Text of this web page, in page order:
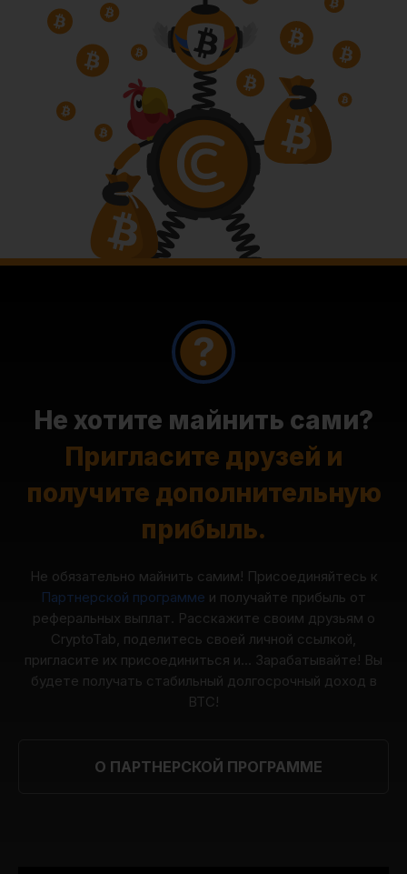
Не хотите майнить сами?
Пригласите друзей и
получите дополнительную
прибыль.
Не обязательно майнить самим! Присоединяйтесь к
Партнерской программе и получайте прибыль от
реферальных выплат. Расскажите своим друзьям о
CryptoTab, поделитесь своей личной ссылкой,
пригласите их присоединиться и... Зарабатывайте! Вы
будете получать стабильный долгосрочный доход в
BTC!
О ПАРТНЕРСКОЙ ПРОГРАММЕ